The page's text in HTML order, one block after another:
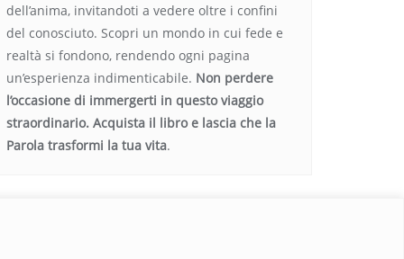
dell’anima, invitandoti a vedere oltre i confini
del conosciuto. Scopri un mondo in cui fede e
realtà si fondono, rendendo ogni pagina
un’esperienza indimenticabile. Non perdere
l’occasione di immergerti in questo viaggio
straordinario. Acquista il libro e lascia che la
Parola trasformi la tua vita.